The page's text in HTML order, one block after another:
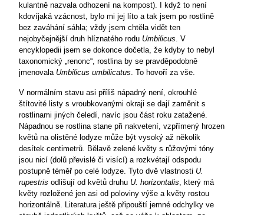
kulantně nazvala odhození na kompost). I když to není
kdovíjaká vzácnost, bylo mi jej líto a tak jsem po rostlině
bez zaváhání sáhla; vždy jsem chtěla vidět ten
nejobyčejnější druh hlíznatého rodu Umbilicus. V
encyklopedii jsem se dokonce dočetla, že kdyby to nebyl
taxonomický „renonc“, rostlina by se pravděpodobně
jmenovala Umbilicus umbilicatus. To hovoří za vše.
V normálním stavu asi příliš nápadný není, okrouhlé
štítovité listy s vroubkovanými okraji se dají zaměnit s
rostlinami jiných čeledí, navíc jsou část roku zatažené.
Nápadnou se rostlina stane při nakvetení, vzpřímený hrozen
květů na olistěné lodyze může být vysoký až několik
desítek centimetrů. Bělavě zelené květy s růžovými tóny
jsou nicí (dolů převislé či visící) a rozkvétají odspodu
postupně téměř po celé lodyze. Tyto dvě vlastnosti U.
rupestris odlišují od květů druhu U. horizontalis, který má
květy rozložené jen asi od poloviny výše a květy rostou
horizontálně. Literatura ještě připouští jemné odchylky ve